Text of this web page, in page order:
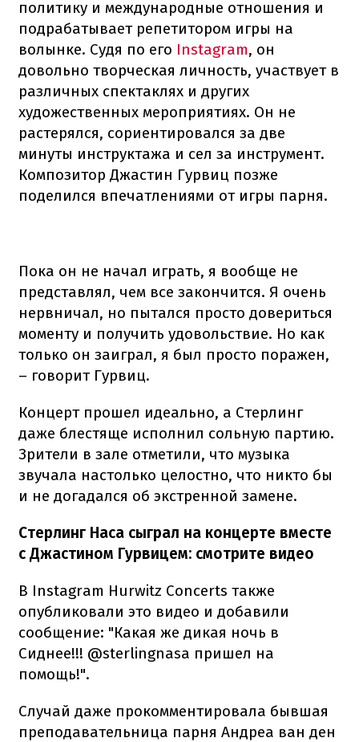
политику и международные отношения и
подрабатывает репетитором игры на
волынке. Судя по его Instagram, он
довольно творческая личность, участвует в
различных спектаклях и других
художественных мероприятиях. Он не
растерялся, сориентировался за две
минуты инструктажа и сел за инструмент.
Композитор Джастин Гурвиц позже
поделился впечатлениями от игры парня.
Пока он не начал играть, я вообще не
представлял, чем все закончится. Я очень
нервничал, но пытался просто довериться
моменту и получить удовольствие. Но как
только он заиграл, я был просто поражен,
– говорит Гурвиц.
Концерт прошел идеально, а Стерлинг
даже блестяще исполнил сольную партию.
Зрители в зале отметили, что музыка
звучала настолько целостно, что никто бы
и не догадался об экстренной замене.
Стерлинг Наса сыграл на концерте вместе
с Джастином Гурвицем: смотрите видео
В Instagram Hurwitz Concerts также
опубликовали это видео и добавили
сообщение: "Какая же дикая ночь в
Сиднее!!! @sterlingnasa пришел на
помощь!".
Случай даже прокомментировала бывшая
преподавательница парня Андреа ван ден